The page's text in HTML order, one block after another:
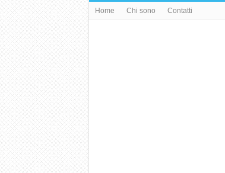
Home Chi sono Contatti